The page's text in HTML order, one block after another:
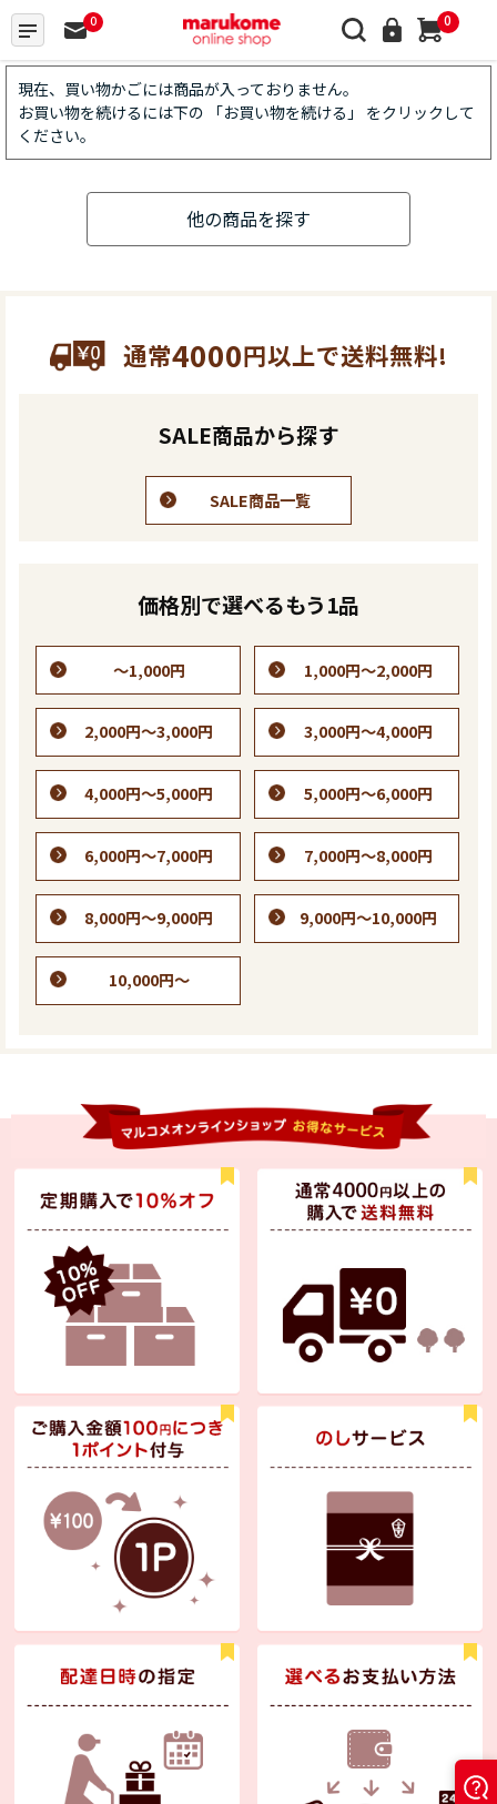
0 0
現在、買い物かごには商品が入っておりません。
お買い物を続けるには下の 「お買い物を続ける」 をクリックして
ください。
他の商品を探す
通常4000円以上で送料無料!
SALE商品から探す
SALE商品一覧
価格別で選べるもう1品
～1,000円 1,000円～2,000円
2,000円～3,000円 3,000円～4,000円
4,000円～5,000円 5,000円～6,000円
6,000円～7,000円 7,000円～8,000円
8,000円～9,000円 9,000円～10,000円
10,000円～